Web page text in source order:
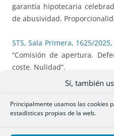
Sí, también
Principalmente usamos las cookies
estadísticas propias de la web.
garantía hipotecaria
de abusividad.
STS, Sala Primera, 1625/
“Comisión de apertura.
coste. Nulidad”.
STS, Sala Primera, 1863/
“Comisión apertura.